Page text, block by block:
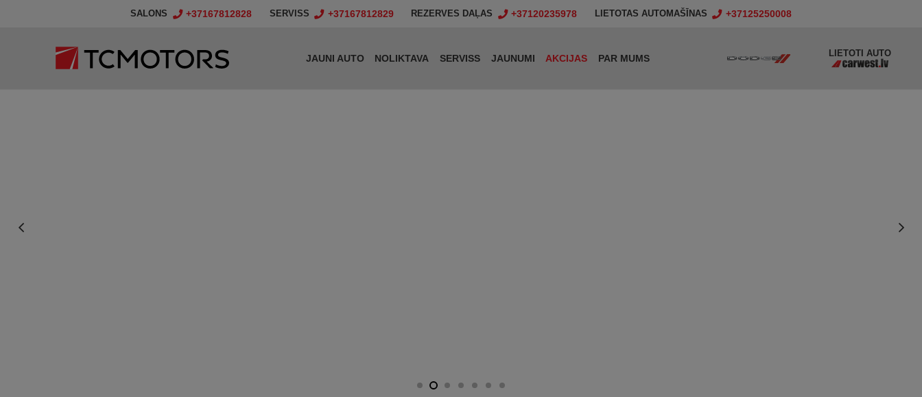
SALONS +37167812828 SERVISS +37167812829 REZERVES DAĻAS +37120235978 LIETOTAS AUTOMAŠĪNAS +37125250008
JAUNI AUTO NOLIKTAVA SERVISS JAUNUMI AKCIJAS PAR MUMS LIETOTI AUTO